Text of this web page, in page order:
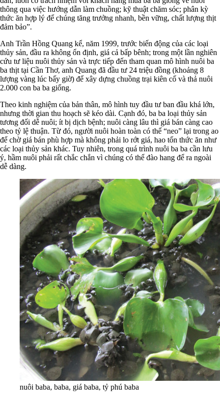
thông qua việc hướng dẫn làm chuồng; kỹ thuật chăm sóc; phân kỳ
thức ăn hợp lý để chúng tăng trưởng nhanh, bền vững, chất lượng thịt
đảm bảo”.
Anh Trần Hồng Quang kể, năm 1999, trước biến động của các loại
thủy sản, đầu ra không ổn định, giá cả bấp bênh; trong một lần nghiên
cứu tư liệu nuôi thủy sản và trực tiếp đến tham quan mô hình nuôi ba
ba thịt tại Cần Thơ, anh Quang đã đầu tư 24 triệu đồng (khoảng 8
lượng vàng lúc bấy giờ) để xây dựng chuồng trại kiên cố và thả nuôi
2.000 con ba ba giống.
Theo kinh nghiệm của bản thân, mô hình tuy đầu tư ban đầu khá lớn,
nhưng thời gian thu hoạch sẽ kéo dài. Cạnh đó, ba ba loại thủy sản
tương đối dễ nuôi; ít bị dịch bệnh; nuôi càng lâu thì giá bán càng cao
theo tỷ lệ thuận. Từ đó, người nuôi hoàn toàn có thể “neo” lại trong ao
để chờ giá bán phù hợp mà không phải lo rớt giá, hao tốn thức ăn như
các loại thủy sản khác. Tuy nhiên, trong quá trình nuôi ba ba cần lưu
ý, hầm nuôi phải rất chắc chắn vì chúng có thể đào hang để ra ngoài
dễ dàng.
nuôi baba, baba, giá baba, tỷ phú baba